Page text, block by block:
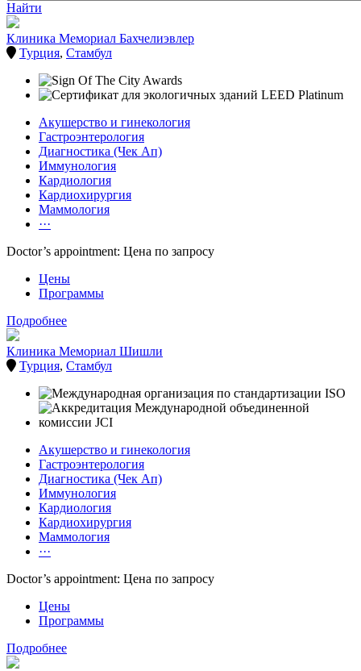
Найти
Клиника Мемориал Бахчелиэвлер
Турция, Стамбул
Акушерство и гинекология
Гастроэнтерология
Диагностика (Чек Ап)
Иммунология
Кардиология
Кардиохирургия
Маммология
···
Doctor’s appointment: Цена по запросу
Цены
Программы
Подробнее
Клиника Мемориал Шишли
Турция, Стамбул
Акушерство и гинекология
Гастроэнтерология
Диагностика (Чек Ап)
Иммунология
Кардиология
Кардиохирургия
Маммология
···
Doctor’s appointment: Цена по запросу
Цены
Программы
Подробнее